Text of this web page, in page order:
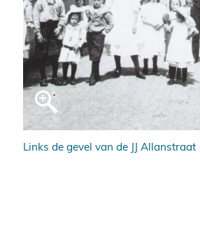
Links de gevel van de JJ